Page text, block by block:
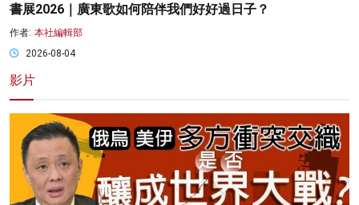
書展2026｜廣東歌如何陪伴我們好好過日子？
作者: 本社編輯部
2026-08-04
影片